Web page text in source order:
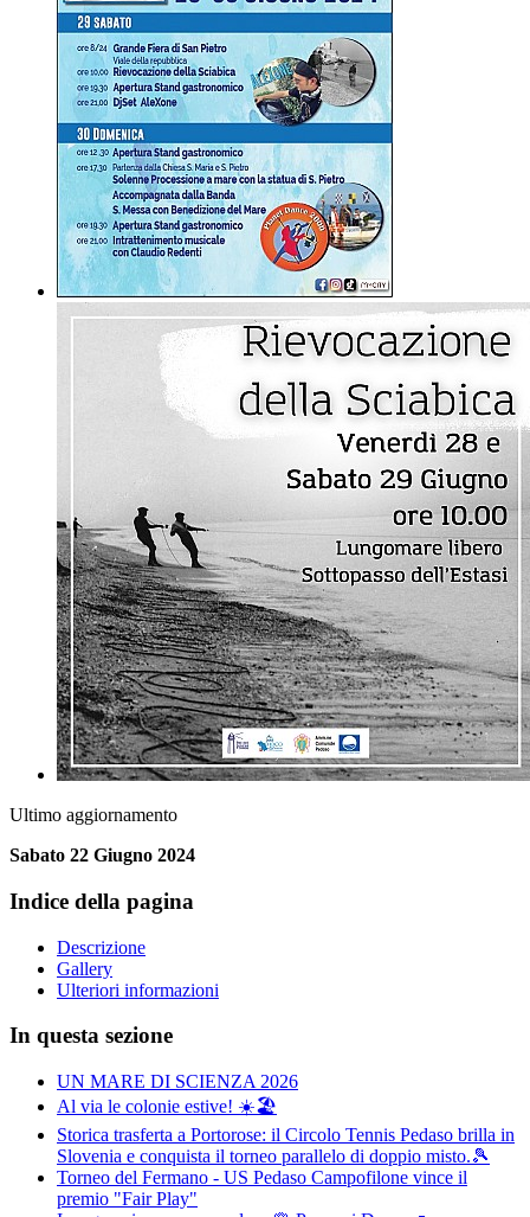
Ultimo aggiornamento
Sabato 22 Giugno 2024
Indice della pagina
Descrizione
Gallery
Ulteriori informazioni
In questa sezione
UN MARE DI SCIENZA 2026
Al via le colonie estive! ☀️🏖️
Storica trasferta a Portorose: il Circolo Tennis Pedaso brilla in
Slovenia e conquista il torneo parallelo di doppio misto.🎾
Torneo del Fermano - US Pedaso Campofilone vince il
premio "Fair Play"